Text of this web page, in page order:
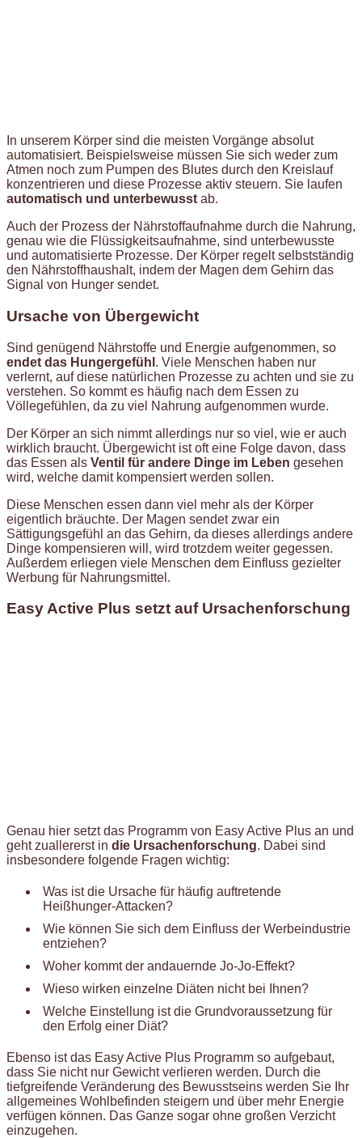
In unserem Körper sind die meisten Vorgänge absolut
automatisiert. Beispielsweise müssen Sie sich weder zum
Atmen noch zum Pumpen des Blutes durch den Kreislauf
konzentrieren und diese Prozesse aktiv steuern. Sie laufen
automatisch und unterbewusst ab.
Auch der Prozess der Nährstoffaufnahme durch die Nahrung,
genau wie die Flüssigkeitsaufnahme, sind unterbewusste
und automatisierte Prozesse. Der Körper regelt selbstständig
den Nährstoffhaushalt, indem der Magen dem Gehirn das
Signal von Hunger sendet.
Ursache von Übergewicht
Sind genügend Nährstoffe und Energie aufgenommen, so
endet das Hungergefühl . Viele Menschen haben nur
verlernt, auf diese natürlichen Prozesse zu achten und sie zu
verstehen. So kommt es häufig nach dem Essen zu
Völlegefühlen, da zu viel Nahrung aufgenommen wurde.
Der Körper an sich nimmt allerdings nur so viel, wie er auch
wirklich braucht. Übergewicht ist oft eine Folge davon, dass
das Essen als Ventil für andere Dinge im Leben gesehen
wird, welche damit kompensiert werden sollen.
Diese Menschen essen dann viel mehr als der Körper
eigentlich bräuchte. Der Magen sendet zwar ein
Sättigungsgefühl an das Gehirn, da dieses allerdings andere
Dinge kompensieren will, wird trotzdem weiter gegessen.
Außerdem erliegen viele Menschen dem Einfluss gezielter
Werbung für Nahrungsmittel.
Easy Active Plus setzt auf Ursachenforschung
Genau hier setzt das Programm von Easy Active Plus an und
geht zuallererst in die Ursachenforschung. Dabei sind
insbesondere folgende Fragen wichtig:
Was ist die Ursache für häufig auftretende
Heißhunger-Attacken?
Wie können Sie sich dem Einfluss der Werbeindustrie
entziehen?
Woher kommt der andauernde Jo-Jo-Effekt?
Wieso wirken einzelne Diäten nicht bei Ihnen?
Welche Einstellung ist die Grundvoraussetzung für
den Erfolg einer Diät?
Ebenso ist das Easy Active Plus Programm so aufgebaut,
dass Sie nicht nur Gewicht verlieren werden. Durch die
tiefgreifende Veränderung des Bewusstseins werden Sie Ihr
allgemeines Wohlbefinden steigern und über mehr Energie
verfügen können. Das Ganze sogar ohne großen Verzicht
einzugehen.